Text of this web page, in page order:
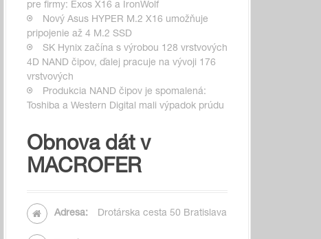
pre firmy: Exos X16 a IronWolf
Nový Asus HYPER M.2 X16 umožňuje
pripojenie až 4 M.2 SSD
SK Hynix začína s výrobou 128 vrstvových
4D NAND čipov, ďalej pracuje na vývoji 176
vrstvových
Produkcia NAND čipov je spomalená:
Toshiba a Western Digital mali výpadok prúdu
Obnova dát v
MACROFER
Adresa: Drotárska cesta 50 Bratislava